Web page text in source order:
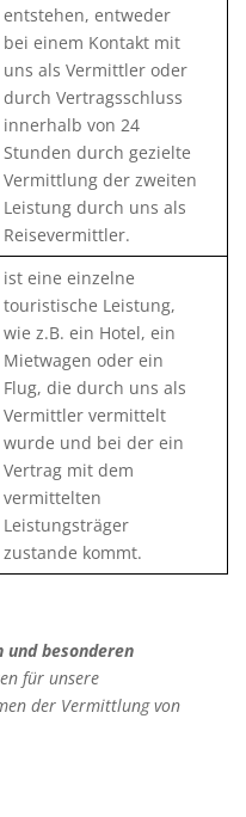
entstehen, entweder
bei einem Kontakt mit
uns als Vermittler oder
durch Vertragsschluss
innerhalb von 24
Stunden durch gezielte
Vermittlung der zweiten
Leistung durch uns als
Reisevermittler.
ist eine einzelne
touristische Leistung,
wie z.B. ein Hotel, ein
Mietwagen oder ein
Flug, die durch uns als
Vermittler vermittelt
wurde und bei der ein
Vertrag mit dem
vermittelten
Leistungsträger
zustande kommt.
und besonderen
für unsere
der Vermittlung von